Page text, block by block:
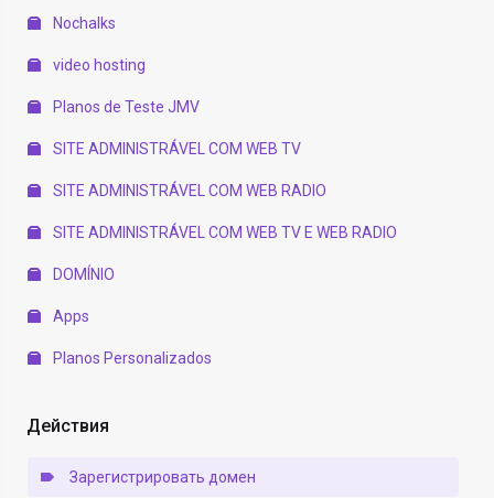
Nochalks
video hosting
Planos de Teste JMV
SITE ADMINISTRÁVEL COM WEB TV
SITE ADMINISTRÁVEL COM WEB RADIO
SITE ADMINISTRÁVEL COM WEB TV E WEB RADIO
DOMÍNIO
Apps
Planos Personalizados
Действия
Зарегистрировать домен